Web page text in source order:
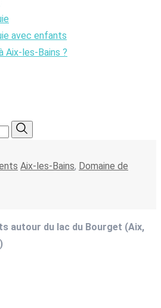
avec enfants
Aix-les-Bains ?
Aix-les-Bains, Domaine de
autour du lac du Bourget (Aix,